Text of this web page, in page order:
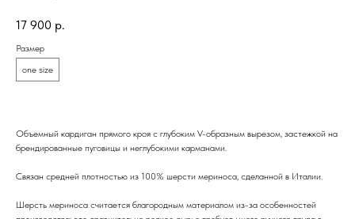
17 900 р.
Размер
one size
Объемный кардиган прямого кроя с глубоким V-образным вырезом, застежкой на
брендированные пуговицы и неглубокими карманами.
Связан средней плотностью из 100% шерсти мериноса, сделанной в Италии.
Шерсть мериноса считается благородным материалом из-за особенностей